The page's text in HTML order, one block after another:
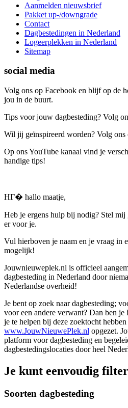
Aanmelden nieuwsbrief
Pakket up-/downgrade
Contact
Dagbestedingen in Nederland
Logeerplekken in Nederland
Sitemap
social media
Volg ons op Facebook en blijf op de
jou in de buurt.
Tips voor jouw dagbesteding? Volg
Wil jij geïnspireerd worden? Volg ons
Op ons YouTube kanaal vind je
handige tips!
HГ� hallo maatje,
Heb je ergens hulp bij nodig? Stel mij
er voor je.
Vul hierboven je naam en je vraag in
mogelijk!
Jouwnieuweplek.nl is officieel
dagbesteding in Nederland door
Nederlandse overheid!
Je bent op zoek naar dagbesteding;
voor een andere verwant? Dan ben je
je te helpen bij deze zoektocht
www.JouwNieuwePlek.nl opgezet.
platform voor dagbesteding en
dagbestedingslocaties door heel
Je kunt eenvoudig
Soorten dagbesteding